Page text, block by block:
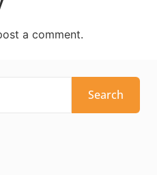
a comment.
Search